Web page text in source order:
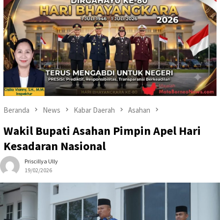
Beranda News Kabar Daerah Asahan
Wakil Bupati Asahan Pimpin Apel Hari
Kesadaran Nasional
Priscillya Ully
19/02/2026